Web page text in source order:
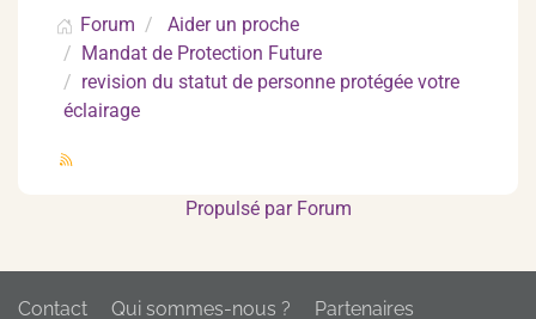
Forum
Aider un proche
Mandat de Protection Future
revision du statut de personne protégée votre
éclairage
Propulsé par Forum
Contact Qui sommes-nous ? Partenaires